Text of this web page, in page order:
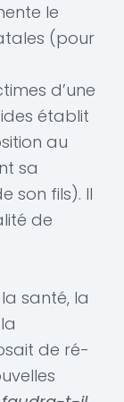
le
(pour
d’une
établit
au
sa
son fils). Il
de
santé, la
de ré-